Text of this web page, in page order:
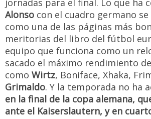
Alonso con el cuadro germano
como una de las páginas más
meritorias del libro del fútbol
equipo que funciona como un
sacado el máximo rendimiento
como Wirtz, Boniface, Xhaka,
Grimaldo. Y la temporada no ha
en la final de la copa alemana,
ante el Kaiserslautern, y en